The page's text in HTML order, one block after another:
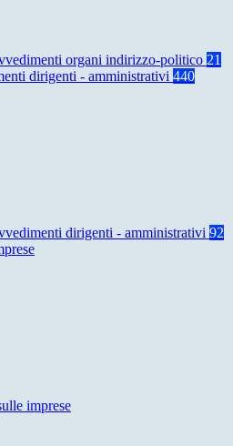
organi indirizzo-politico 21
dirigenti - amministrativi 440
dirigenti - amministrativi 92
imprese